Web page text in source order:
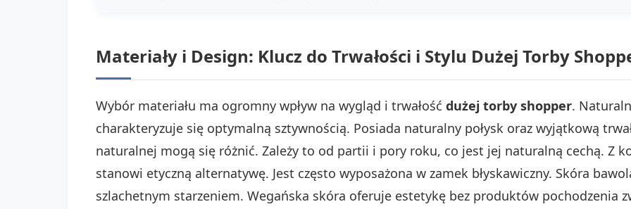
Materiały i Design: Klucz do Trwałości i Stylu Dużej Torby
Wybór materiału ma ogromny wpływ na wygląd i trwałość dużej torby shopper.
charakteryzuje się optymalną sztywnością. Posiada naturalny połysk oraz wyjątkową
naturalnej mogą się różnić. Zależy to od partii i pory roku, co jest jej naturalną cechą. Z
stanowi etyczną alternatywę. Jest często wyposażona w zamek błyskawiczny. Skóra
szlachetnym starzeniem. Wegańska skóra oferuje estetykę bez produktów pochodzenia